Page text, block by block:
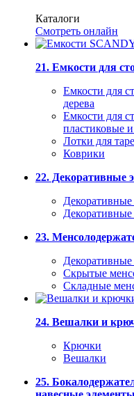
Каталоги
Смотреть онлайн
21. Емкости для
Емкости для
дерева
Емкости для
пластиковые
Лотки для
Коврики
22. Декоративные
Декоративные
23.
Скрытые
Складные
24. Вешалки и
Крючки
Вешалки
25.